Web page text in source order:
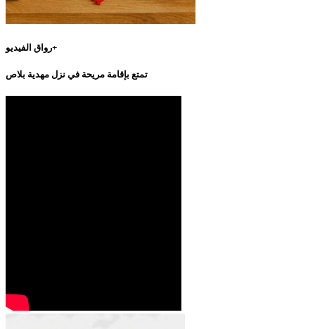
رواق الفيديو+
تمتع بإقامة مريحة في نزل مهدية بلاص